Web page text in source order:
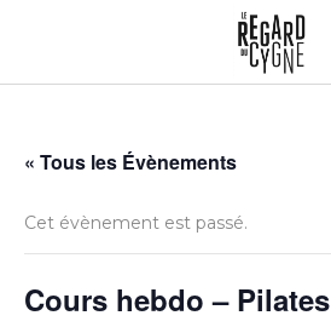
« Tous les Évènements
Cet évènement est passé.
Cours hebdo – Pilates